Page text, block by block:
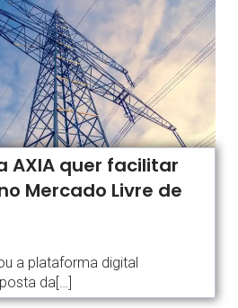
AXIA quer facilitar
Mercado Livre de
a plataforma digital
da[…]